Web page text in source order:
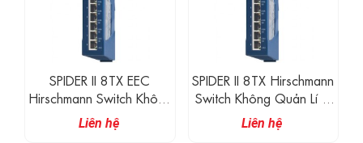
SPIDER II 8TX EEC
Hirschmann Switch Không
Quản Lí 8 Cổng 100M
RJ45
Liên hệ
SPIDER II 8TX Hirschmann
Switch Không Quản Lí 8
Cổng 100M RJ45
Liên hệ